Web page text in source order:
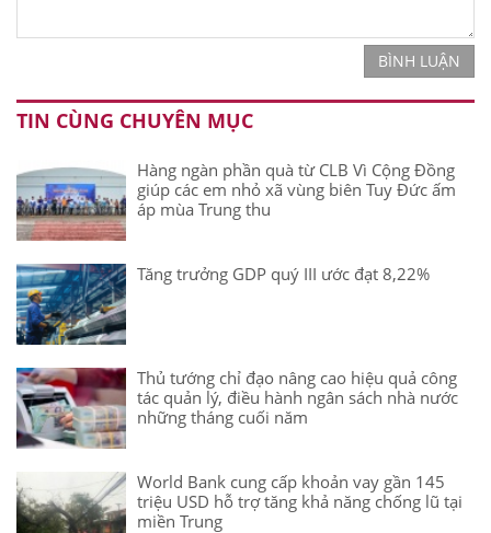
BÌNH LUẬN
TIN CÙNG CHUYÊN MỤC
Hàng ngàn phần quà từ CLB Vì Cộng Đồng
giúp các em nhỏ xã vùng biên Tuy Đức ấm
áp mùa Trung thu
Tăng trưởng GDP quý III ước đạt 8,22%
Thủ tướng chỉ đạo nâng cao hiệu quả công
tác quản lý, điều hành ngân sách nhà nước
những tháng cuối năm
World Bank cung cấp khoản vay gần 145
triệu USD hỗ trợ tăng khả năng chống lũ tại
miền Trung